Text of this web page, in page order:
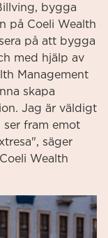
bygga
på Coeli Wealth
på att bygga
med hjälp av
Management
skapa
Jag är väldigt
ser fram emot
säger
Wealth